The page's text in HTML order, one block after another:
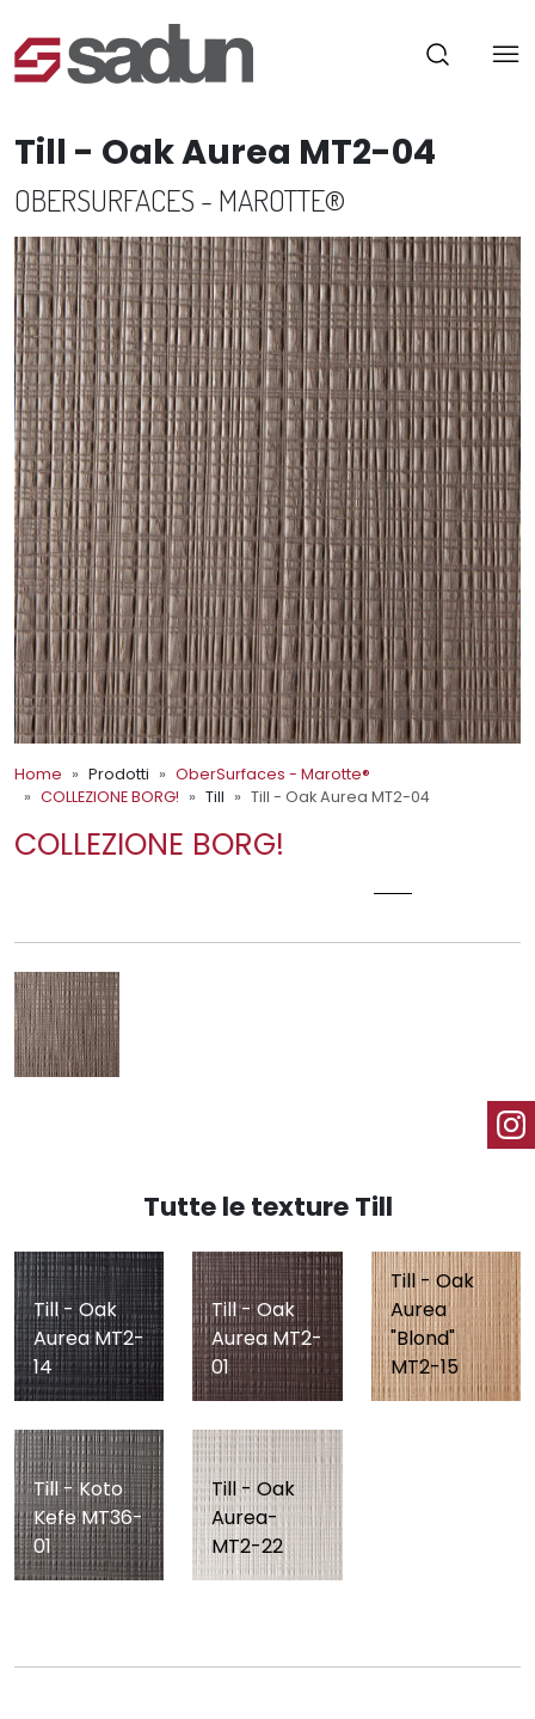
Till - Oak Aurea MT2-04
OBERSURFACES - MAROTTE®
Home Prodotti
OberSurfaces - Marotte®
COLLEZIONE BORG!
Till Till - Oak Aurea MT2-04
COLLEZIONE BORG!
Tutte le texture Till
Till - Oak
Aurea MT2-
14
Till - Oak
Aurea MT2-
01
Till - Oak
Aurea
"Blond"
MT2-15
Till - Koto
Kefe MT36-
01
Till - Oak
Aurea-
MT2-22